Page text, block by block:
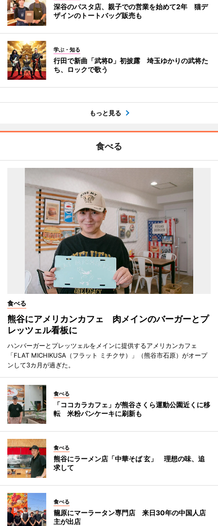
深谷のパスタ店、親子での営業を始めて2年 猫デ
ザインのトートバッグ販売も
学ぶ・知る
行田で新曲「武将D」初披露 埼玉ゆかりの武将た
ち、ロックで歌う
もっと見る
食べる
食べる
熊谷にアメリカンカフェ 肉メインのバーガーとプ
レッツェル看板に
ハンバーガーとプレッツェルをメインに提供するアメリカンカフェ
「FLAT MICHIKUSA（フラット ミチクサ）」（熊谷市石原）がオープ
ンして3カ月が過ぎた。
食べる
「ココカラカフェ」が熊谷さくら運動公園近くに移
転 米粉パンケーキに刷新も
食べる
熊谷にラーメン店「中華そば 玄」 理想の味、追
求して
食べる
籠原にマーラータン専門店 来日30年の中国人店
主が出店